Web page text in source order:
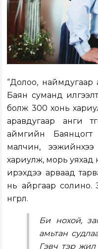
“Долоо, наймдугаар
Баян суманд
болж 300 хонь
аравдугаар анги
аймгийн
малчин,
хариулж, морь уяхад
ирэхдээ арваад
нь айргаар
өнгөрлөө.
Би нохой,
амьтан
Гэвч тэр жил